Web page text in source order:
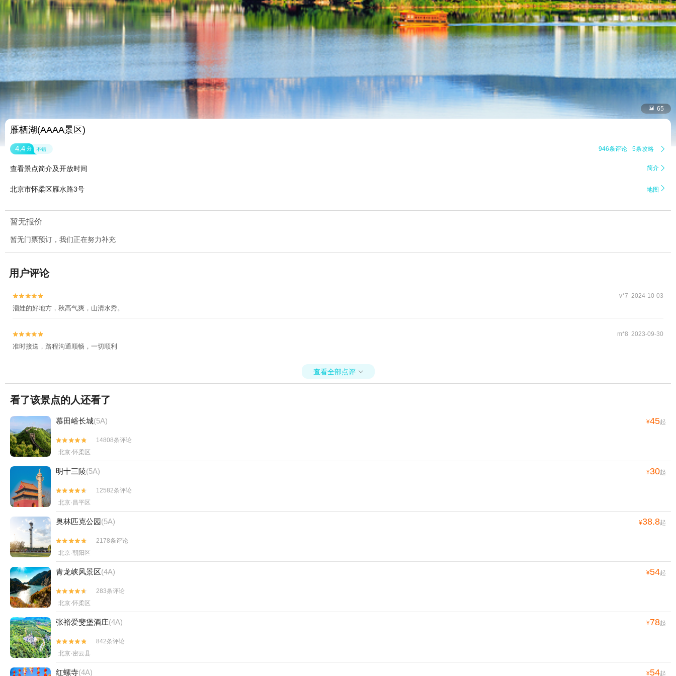
 65
雁栖湖(AAAA景区)
4.4 分 不错 946条评论 5条攻略 
查看景点简介及开放时间 简介 
北京市怀柔区雁水路3号 地图 
暂无报价
暂无门票预订，我们正在努力补充
用户评论

 v*7 2024-10-03
溜娃的好地方，秋高气爽，山清水秀。

 m*8 2023-09-30
准时接送，路程沟通顺畅，一切顺利
查看全部点评 
看了该景点的人还看了
慕田峪长城(5A) ¥45起


14808条评论
北京·怀柔区
明十三陵(5A) ¥30起


12582条评论
北京·昌平区
奥林匹克公园(5A) ¥38.8起


2178条评论
北京·朝阳区
青龙峡风景区(4A) ¥54起


283条评论
北京·怀柔区
张裕爱斐堡酒庄(4A) ¥78起


842条评论
北京·密云县
红螺寺(4A) ¥54起